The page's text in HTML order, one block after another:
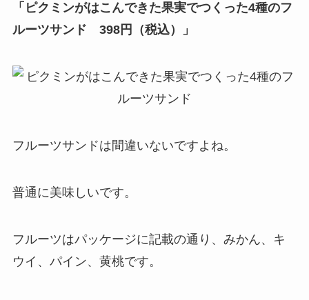
「ピクミンがはこんできた果実でつくった4種のフ
ルーツサンド 398円（税込）」
フルーツサンドは間違いないですよね。
普通に美味しいです。
フルーツはパッケージに記載の通り、みかん、キ
ウイ、パイン、黄桃です。